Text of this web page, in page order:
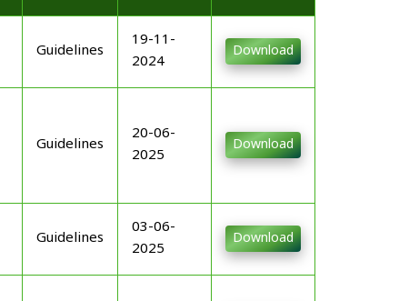
Guidelines
19-11-
2024
Download
Guidelines
20-06-
2025
Download
Guidelines
03-06-
2025
Download